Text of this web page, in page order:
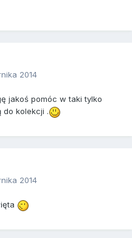
2014
jakoś pomóc w taki tylko
do kolekcji .
2014